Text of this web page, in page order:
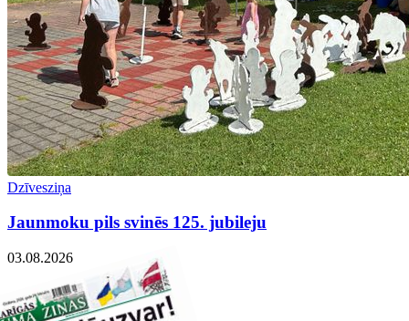
Dzīvesziņa
Jaunmoku pils svinēs 125. jubileju
03.08.2026